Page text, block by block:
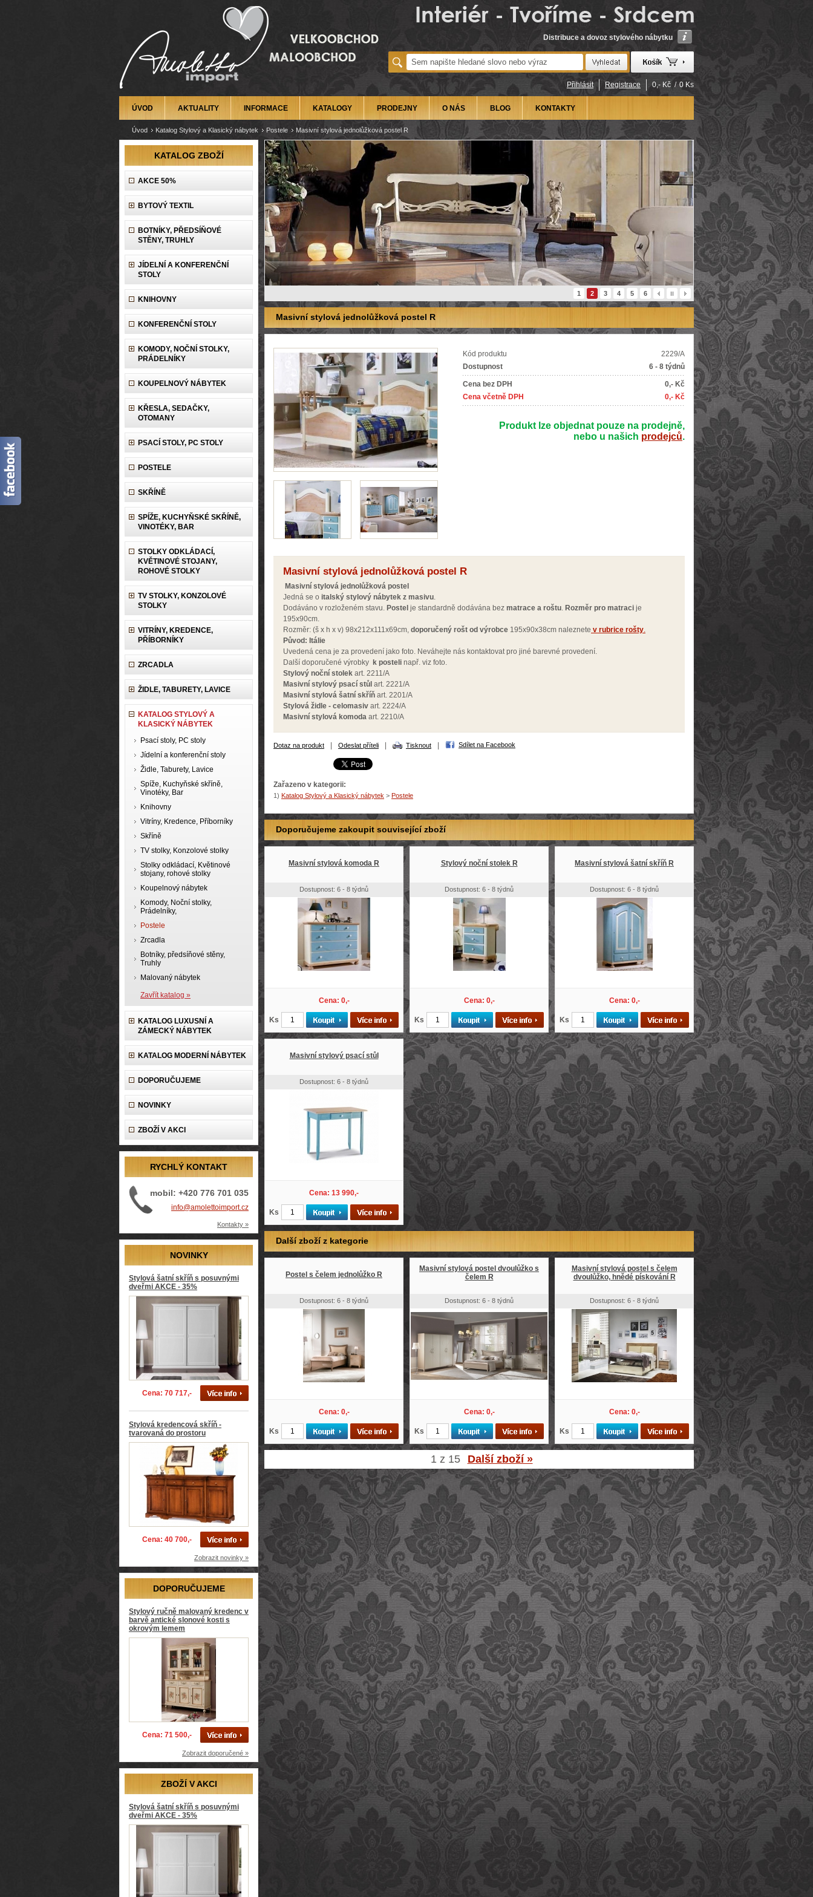
Distribuce a dovoz stylového nábytku
Přihlásit Registrace 0,- Kč / 0 Ks
ÚVOD AKTUALITY INFORMACE KATALOGY PRODEJNY O NÁS BLOG KONTAKTY
Úvod Katalog Stylový a Klasický nábytek Postele Masivní stylová jednolůžková postel R
KATALOG ZBOŽÍ
AKCE 50%
BYTOVÝ TEXTIL
BOTNÍKY, PŘEDSÍŇOVÉ
STĚNY, TRUHLY
JÍDELNÍ A KONFERENČNÍ
STOLY
KNIHOVNY
KONFERENČNÍ STOLY
KOMODY, NOČNÍ STOLKY,
PRÁDELNÍKY
KOUPELNOVÝ NÁBYTEK
KŘESLA, SEDAČKY,
OTOMANY
PSACÍ STOLY, PC STOLY
POSTELE
SKŘÍNĚ
SPÍŽE, KUCHYŇSKÉ SKŘÍNĚ,
VINOTÉKY, BAR
STOLKY ODKLÁDACÍ,
KVĚTINOVÉ STOJANY,
ROHOVÉ STOLKY
TV STOLKY, KONZOLOVÉ
STOLKY
VITRÍNY, KREDENCE,
PŘÍBORNÍKY
ZRCADLA
ŽIDLE, TABURETY, LAVICE
KATALOG STYLOVÝ A
KLASICKÝ NÁBYTEK
Psací stoly, PC stoly
Jídelní a konferenční stoly
Židle, Taburety, Lavice
Spíže, Kuchyňské skříně,
Vinotéky, Bar
Knihovny
Vitríny, Kredence, Příborníky
Skříně
TV stolky, Konzolové stolky
Stolky odkládací, Květinové
stojany, rohové stolky
Koupelnový nábytek
Komody, Noční stolky,
Prádelníky,
Postele
Zrcadla
Botníky, předsíňové stěny,
Truhly
Malovaný nábytek
Zavřít katalog »
KATALOG LUXUSNÍ A
ZÁMECKÝ NÁBYTEK
KATALOG MODERNÍ NÁBYTEK
DOPORUČUJEME
NOVINKY
ZBOŽÍ V AKCI
RYCHLÝ KONTAKT
mobil: +420 776 701 035
info@amolettoimport.cz
Kontakty »
NOVINKY
Stylová šatní skříň s posuvnými
dveřmi AKCE - 35%
Cena: 70 717,-
Stylová kredencová skříň -
tvarovaná do prostoru
Cena: 40 700,-
Zobrazit novinky »
DOPORUČUJEME
Stylový ručně malovaný kredenc v
barvě antické slonové kosti s
okrovým lemem
Cena: 71 500,-
Zobrazit doporučené »
ZBOŽÍ V AKCI
Stylová šatní skříň s posuvnými
dveřmi AKCE - 35%
1 2 3 4 5 6
Masivní stylová jednolůžková postel R
Kód produktu
2229/A
Dostupnost
6 - 8 týdnů
Cena bez DPH
0,- Kč
Cena včetně DPH
0,- Kč
Produkt lze objednat pouze na prodejně,
nebo u našich prodejců.
Masivní stylová jednolůžková postel R
Masivní stylová jednolůžková postel
Jedná se o italský stylový nábytek z masivu.
Dodáváno v rozloženém stavu. Postel je standardně dodávána bez matrace a roštu. Rozměr pro matraci je
195x90cm.
Rozměr: (š x h x v) 98x212x111x69cm, doporučený rošt od výrobce 195x90x38cm naleznete v rubrice rošty.
Původ: Itálie
Uvedená cena je za provedení jako foto. Neváhejte nás kontaktovat pro jiné barevné provedení.
Další doporučené výrobky k posteli např. viz foto.
Stylový noční stolek art. 2211/A
Masivní stylový psací stůl art. 2221/A
Masivní stylová šatní skříň art. 2201/A
Stylová židle - celomasiv art. 2224/A
Masivní stylová komoda art. 2210/A
Dotaz na produkt Odeslat příteli Tisknout Sdílet na Facebook
Zařazeno v kategorii:
1) Katalog Stylový a Klasický nábytek > Postele
Doporučujeme zakoupit související zboží
Masivní stylová komoda R
Dostupnost: 6 - 8 týdnů
Cena: 0,-
Ks
Stylový noční stolek R
Dostupnost: 6 - 8 týdnů
Cena: 0,-
Ks
Masivní stylová šatní skříň R
Dostupnost: 6 - 8 týdnů
Cena: 0,-
Ks
Masivní stylový psací stůl
Dostupnost: 6 - 8 týdnů
Cena: 13 990,-
Ks
Další zboží z kategorie
Postel s čelem jednolůžko R
Dostupnost: 6 - 8 týdnů
Cena: 0,-
Ks
Masivní stylová postel dvoulůžko s
čelem R
Dostupnost: 6 - 8 týdnů
Cena: 0,-
Ks
Masivní stylová postel s čelem
dvoulůžko, hnědé pískování R
Dostupnost: 6 - 8 týdnů
Cena: 0,-
Ks
1 z 15 Další zboží »